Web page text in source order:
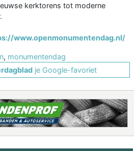
kerktorens tot moderne
www.openmonumentendag.nl/
, monumentendag
je Google-favoriet